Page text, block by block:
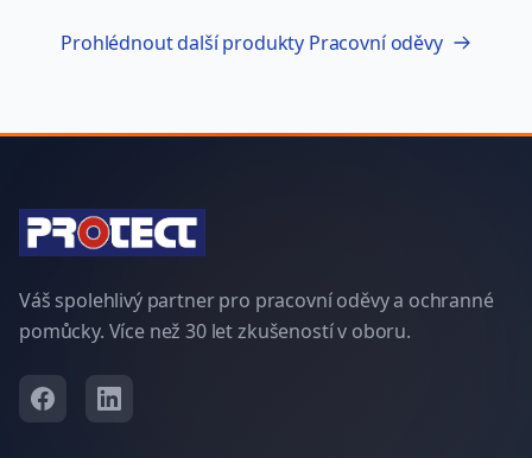
Prohlédnout další produkty Pracovní oděvy
Váš spolehlivý partner pro pracovní oděvy a ochranné
pomůcky. Více než 30 let zkušeností v oboru.